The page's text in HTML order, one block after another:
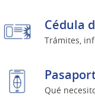
Cédula
Trámites,
Qué